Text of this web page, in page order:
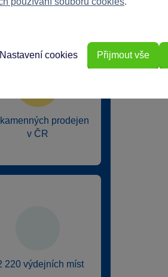
prodejen
v ČR
220 výdejních míst
Nastavení cookies Přijmout vše